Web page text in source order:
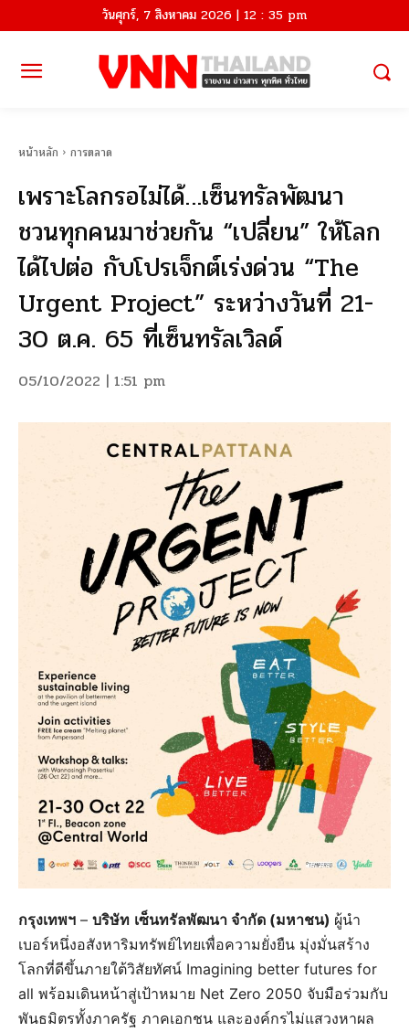
วันศุกร์, 7 สิงหาคม 2026 | 12 : 35 pm
หน้าหลัก การตลาด
​เพราะโลกรอไม่ได้…เซ็นทรัลพัฒนา
ชวนทุกคนมาช่วยกัน “เปลี่ยน” ให้โลก
ได้ไปต่อ กับโปรเจ็กต์เร่งด่วน “The
Urgent Project” ระหว่างวันที่ 21-
30 ต.ค. 65 ที่เซ็นทรัลเวิลด์
05/10/2022 | 1:51 pm
กรุงเทพฯ – บริษัท เซ็นทรัลพัฒนา จำกัด (มหาชน) ผู้นำ
เบอร์หนึ่งอสังหาริมทรัพย์ไทยเพื่อความยั่งยืน มุ่งมั่นสร้าง
โลกที่ดีขึ้นภายใต้วิสัยทัศน์ Imagining better futures for
all พร้อมเดินหน้าสู่เป้าหมาย Net Zero 2050 จับมือร่วมกับ
พันธมิตรทั้งภาครัฐ ภาคเอกชน และองค์กรไม่แสวงหาผล